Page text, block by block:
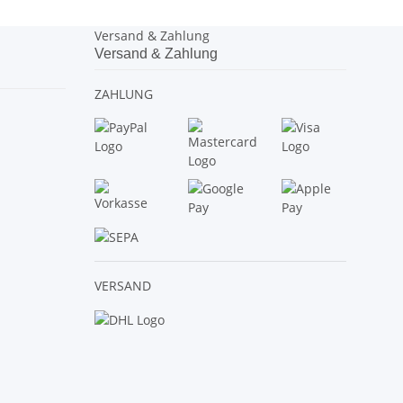
Versand & Zahlung
Versand & Zahlung
ZAHLUNG
VERSAND